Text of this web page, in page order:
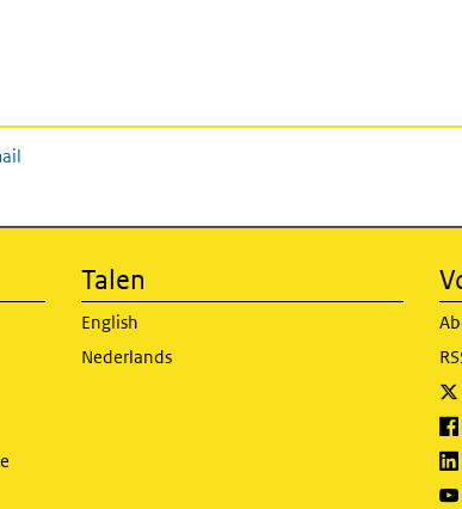
Talen
English
Nederlands